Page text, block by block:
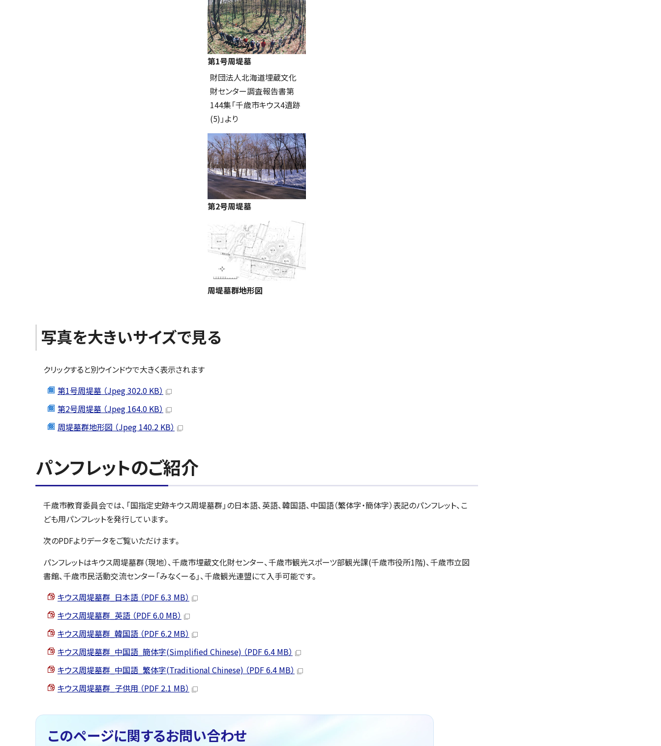
第1号周堤墓
財団法人北海道埋蔵文化
財センター調査報告書第
144集「千歳市キウス4遺跡
(5)」より
第2号周堤墓
周堤墓群地形図
写真を大きいサイズで見る
クリックすると別ウインドウで大きく表示されます
第1号周堤墓 （Jpeg 302.0 KB）
第2号周堤墓 （Jpeg 164.0 KB）
周堤墓群地形図 （Jpeg 140.2 KB）
パンフレットのご紹介
千歳市教育委員会では、「国指定史跡キウス周堤墓群」の日本語、英語、韓国語、中国語（繁体字・簡体字）表記のパンフレット、こ
ども用パンフレットを発行しています。
次のPDFよりデータをご覧いただけます。
パンフレットはキウス周堤墓群（現地）、千歳市埋蔵文化財センター、千歳市観光スポーツ部観光課(千歳市役所1階)、千歳市立図
書館、千歳市民活動交流センター「みなくーる」、千歳観光連盟にて入手可能です。
キウス周堤墓群_日本語 （PDF 6.3 MB）
キウス周堤墓群_英語 （PDF 6.0 MB）
キウス周堤墓群_韓国語 （PDF 6.2 MB）
キウス周堤墓群_中国語_簡体字(Simplified Chinese) （PDF 6.4 MB）
キウス周堤墓群_中国語_繁体字(Traditional Chinese) （PDF 6.4 MB）
キウス周堤墓群_子供用 （PDF 2.1 MB）
このページに関するお問い合わせ